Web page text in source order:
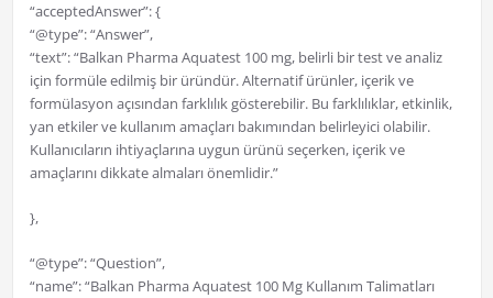
“acceptedAnswer”: {
“@type”: “Answer”,
“text”: “Balkan Pharma Aquatest 100 mg, belirli bir test ve analiz
için formüle edilmiş bir üründür. Alternatif ürünler, içerik ve
formülasyon açısından farklılık gösterebilir. Bu farklılıklar, etkinlik,
yan etkiler ve kullanım amaçları bakımından belirleyici olabilir.
Kullanıcıların ihtiyaçlarına uygun ürünü seçerken, içerik ve
amaçlarını dikkate almaları önemlidir.”
},
“@type”: “Question”,
“name”: “Balkan Pharma Aquatest 100 Mg Kullanım Talimatları